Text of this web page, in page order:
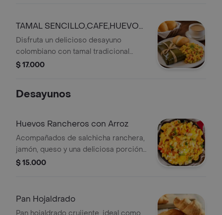
perfecta para empezar el día
TAMAL SENCILLO,CAFE,HUEVOS
PERICOS Y PAN
Disfruta un delicioso desayuno
colombiano con tamal tradicional
envuelto en hoja de plátano y ,
Un clásico lleno de sabor, ideal para
auténtico toque casero.
$ 17.000
Desayunos
Huevos Rancheros con Arroz
Acompañados de salchicha ranchera,
jamón, queso y una deliciosa porción
de arroz, preparados al estilo casero.
$ 15.000
Pan Hojaldrado